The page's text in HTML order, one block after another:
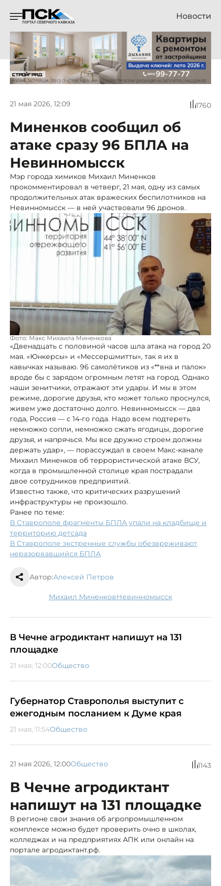
Новости
21 мая 2026, 12:09 1760
Миненков сообщил об
атаке сразу 96 БПЛА на
Невинномысск
Мэр города химиков Михаил Миненков
прокомментировал в четверг, 21 мая, одну из самых
продолжительных атак вражеских беспилотников на
Невинномысск — в ней участвовали 96 дронов.
Фото: Макс Михаила Миненкова
«Двенадцать с половиной часов шла атака на город 20
мая. «Юнкерсы» и «Мессершмитты», так я их в
кавычках называю. 96 самолётиков из «**вна и палок»
вроде бы с зарядом огромным летят на город. Однако
наши зенитчики, отражают эти удары. И мы в этом
режиме, дорогие друзья, кто может только проснулся,
живем уже достаточно долго. Невинномысск — два
года, Россия — с 14-го года. Надо всем подтереть
немножко сопли, немножко сжать ягодицы, дорогие
друзья, и напрячься. Мы все дружно строем должны
держать удар», — порассуждал в своем Макс-канале
Михаил Миненков об террористической атаке ВСУ,
когда в промышленной столице края пострадали
двое сотрудников предприятий.
Известно также, что критических разрушений
инфраструктуры не произошло.
Ранее по теме:
В Ставрополе фрагменты БПЛА упали на кладбище и
территорию детсада
В Ставрополе экстренные службы обезвреживают
неразорвавшийся БПЛА
Автор:Алексей Петров
Михаил Миненков Невинномысск
В Чечне агродиктант напишут на 131
площадке
21 мая, 12:00Общество
Губернатор Ставрополья выступит с
ежегодным посланием к Думе края
21 мая, 11:54Общество
21 мая 2026, 12:00Общество 1143
В Чечне агродиктант
напишут на 131 площадке
В регионе свои знания об агропромышленном
комплексе можно будет проверить очно в школах,
колледжах и на предприятиях АПК или онлайн на
портале агродиктант.рф.